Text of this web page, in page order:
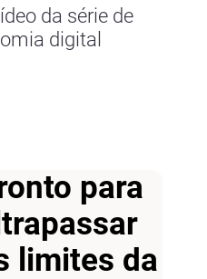
da série de
digital
para
limites da